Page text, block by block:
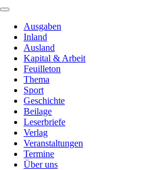
Ausgaben
Inland
Ausland
Kapital & Arbeit
Feuilleton
Thema
Sport
Geschichte
Beilage
Leserbriefe
Verlag
Veranstaltungen
Termine
Über uns